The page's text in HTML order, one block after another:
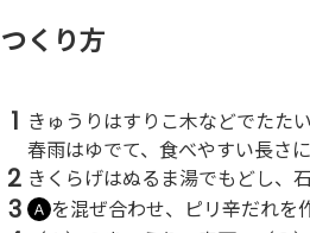
つくり方
1 きゅうりはすりこ木などでたた
春雨はゆでて、食べやすい長さに
2 きくらげはぬるま湯でもどし、
3 Ａ を混ぜ合わせ、ピリ辛だれを